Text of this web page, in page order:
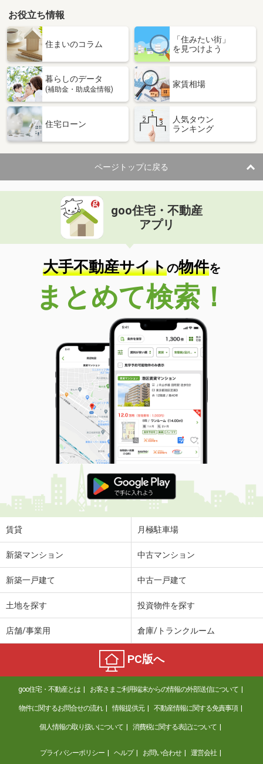
お役立ち情報
住まいのコラム
「住みたい街」
を見つけよう
暮らしのデータ
(補助金・助成金情報)
家賃相場
住宅ローン
人気タウン
ランキング
ページトップに戻る
goo住宅・不動産
アプリ
大手不動産サイトの物件を
まとめて検索！
賃貸 月極駐車場
新築マンション 中古マンション
新築一戸建て 中古一戸建て
土地を探す 投資物件を探す
店舗/事業用 倉庫/トランクルーム
PC版へ
goo住宅・不動産とは お客さまご利用端末からの情報の外部送信について
物件に関するお問合せの流れ 情報提供元 不動産情報に関する免責事項
個人情報の取り扱いについて 消費税に関する表記について
プライバシーポリシー ヘルプ お問い合わせ 運営会社